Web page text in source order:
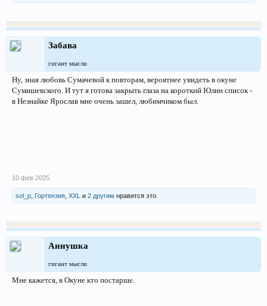
Забава
гигант мысли
Ну, зная любовь Сумачевой к повторам, вероятнее увидеть в окуне
Сумишевского. И тут я готова закрыть глаза на короткий Юлин список -
в Незнайке Ярослав мне очень зашел, любимчиком был.
10 фев 2025
sol_p Гортензия XXL и 2 другим нравится это.
Аннушка
гигант мысли
Мне кажется, в Окуне кто постарше.